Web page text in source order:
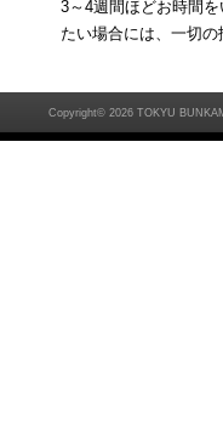
3～4週間ほどお時間
たい場合には、一切
Copyright© 2026 TOKYU